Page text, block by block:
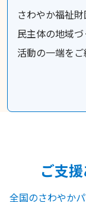
さわやか福祉
民主体の地域
活動の一端をご
ご支
全国のさわやか